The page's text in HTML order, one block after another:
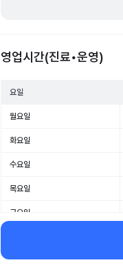
영업시간(진료•운영)
요일
월요일
화요일
수요일
목요일
금요일
일요일